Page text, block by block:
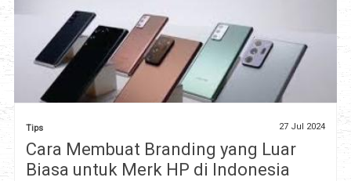
Tips 27 Jul 2024
Cara Membuat Branding yang Luar
Biasa untuk Merk HP di Indonesia